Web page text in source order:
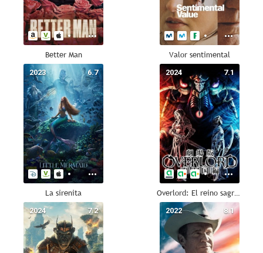
Better Man Valor sentimental
6.7
2023
La sirenita
7.1
2024
Overlord: El reino sagrado
7.2
2024 8.1
2022